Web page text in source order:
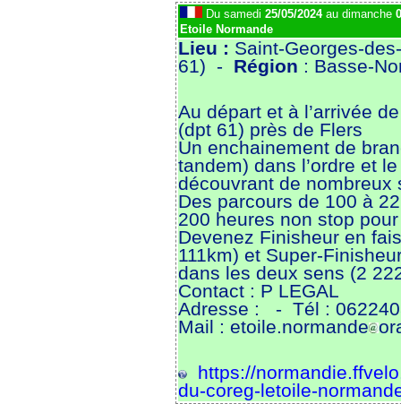
Du samedi 25/05/2024au dimanche
Etoile Normande
Lieu : Saint-Georges-
61) - Région : Basse-
Au départ et à l’arrivée
(dpt 61) près de Flers
Un enchainement de
tandem) dans l’ordre et
découvrant de nombreux
Des parcours de 100 à
200 heures non stop
Devenez Finisheur en
111km) et Super-
dans les deux sens (2
Contact : P LEGAL
Adresse :
- Tél :
Mail : etoile.normande
https://
du-coreg-letoile-